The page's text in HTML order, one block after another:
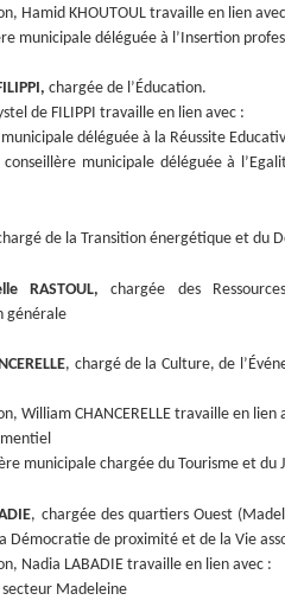
Hamid KHOUTOUL travaille en lien
municipale déléguée à l’Insertion
chargée de l’Éducation.
de FILIPPI travaille en lien avec :
déléguée à la Réussite
conseillère municipale déléguée à
de la Transition énergétique et du
RASTOUL, chargée des
générale
, chargé de la Culture, de
William CHANCERELLE travaille en lien
municipale chargée du Tourisme et du
, chargée des quartiers Ouest
Démocratie de proximité et de la Vie
Nadia LABADIE travaille en lien avec :
secteur Madeleine